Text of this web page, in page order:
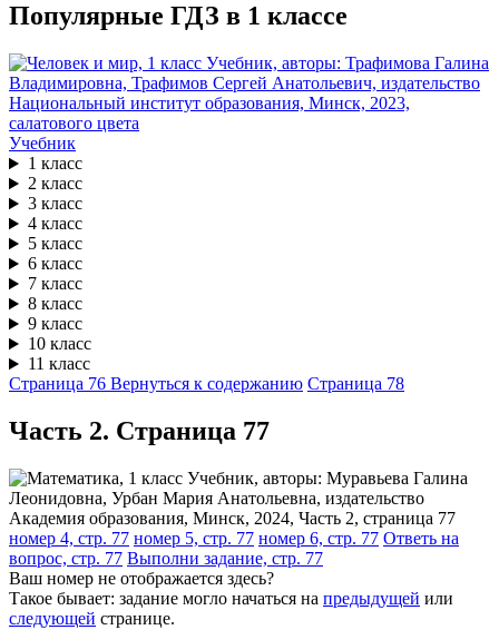
Популярные ГДЗ в 1 классе
Учебник
1 класс
2 класс
3 класс
4 класс
5 класс
6 класс
7 класс
8 класс
9 класс
10 класс
11 класс
Страница 76 Вернуться к содержанию Страница 78
Часть 2. Cтраница 77
номер 4, стр. 77 номер 5, стр. 77 номер 6, стр. 77 Ответь на
вопрос, стр. 77 Выполни задание, стр. 77
Ваш номер не отображается здесь?
Такое бывает: задание могло начаться на предыдущей или
следующей странице.